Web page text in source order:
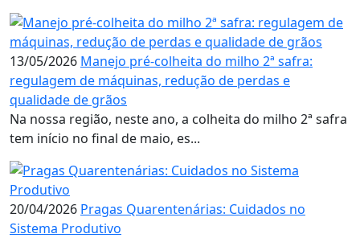
13/05/2026 Manejo pré-colheita do milho 2ª safra:
regulagem de máquinas, redução de perdas e
qualidade de grãos
Na nossa região, neste ano, a colheita do milho 2ª safra
tem início no final de maio, es...
20/04/2026 Pragas Quarentenárias: Cuidados no
Sistema Produtivo